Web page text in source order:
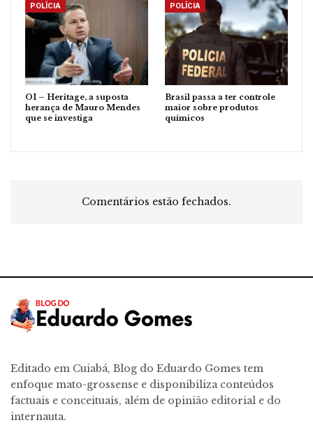
POLÍCIA
OI – Heritage, a suposta
herança de Mauro Mendes
que se investiga
POLÍCIA
Brasil passa a ter controle
maior sobre produtos
químicos
Comentários estão fechados.
Editado em Cuiabá, Blog do Eduardo Gomes tem
enfoque mato-grossense e disponibiliza conteúdos
factuais e conceituais, além de opinião editorial e do
internauta.